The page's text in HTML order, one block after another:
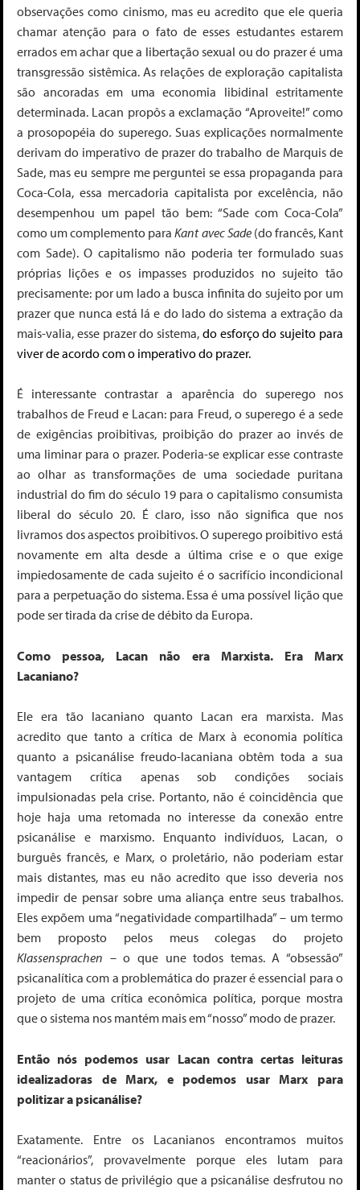
observações como cinismo, mas eu acredito que ele queria
chamar atenção para o fato de esses estudantes estarem
errados em achar quea libertação sexual ou do prazer é uma
transgressão sistêmica. As relações de exploração capitalista
são ancoradas em uma economia libidinal estritamente
determinada. Lacan propôs a exclamação “Aproveite!” como
a prosopopéia do superego. Suas explicações normalmente
derivam do imperativo de prazer do trabalho de Marquis de
Sade, mas eu sempre me perguntei se essa propaganda para
Coca-Cola, essa mercadoria capitalista por excelência, não
desempenhou um papel tão bem: “Sade com Coca-Cola”
como um complemento paraKant avec Sade (do francês, Kant
com Sade). O capitalismo não poderia ter formulado suas
próprias lições e os impasses produzidos no sujeito tão
precisamente: por um lado a busca infinita do sujeito por um
prazer que nunca está lá e do lado do sistema a extração da
mais-valia, esse prazer do sistema, do esforço do sujeito para
viver de acordo com o imperativo do prazer.
É interessante contrastar a aparência do superego nos
trabalhos de Freud e Lacan: para Freud, o superego é a sede
de exigências proibitivas, proibição do prazer ao invés de
uma liminar para o prazer. Poderia-se explicar esse contraste
ao olhar as transformações de uma sociedade puritana
industrial do fim do século 19 para o capitalismo consumista
liberal do século 20. É claro, isso não significa que nos
livramos dos aspectos proibitivos.O superego proibitivo está
novamente em alta desde a última crise e o que exige
impiedosamente de cada sujeito é o sacrifício incondicional
para a perpetuação do sistema. Essa é uma possível lição que
pode ser tirada da crise de débito da Europa.
Como pessoa, Lacan não era Marxista. Era Marx
Lacaniano?
Ele era tão lacaniano quanto Lacan era marxista. Mas
acredito que tanto a crítica de Marx à economia política
quanto a psicanálise freudo-lacaniana obtêm toda a sua
vantagem crítica apenas sob condições sociais
impulsionadas pela crise. Portanto, não é coincidência que
hoje haja uma retomada no interesse da conexão entre
psicanálise e marxismo. Enquanto indivíduos, Lacan, o
burguês francês, e Marx, o proletário, não poderiam estar
mais distantes, mas eu não acredito que isso deveria nos
impedir de pensar sobre uma aliança entre seus trabalhos.
Eles expõem uma “negatividade compartilhada” – um termo
bem proposto pelos meus colegas do projeto
Klassensprachen –o que une todos temas. A “obsessão”
psicanalítica com a problemática do prazer é essencial para o
projeto de uma crítica econômica política, porque mostra
que o sistema nos mantém mais em “nosso” modo de prazer.
Então nós podemos usar Lacan contra certasleituras
idealizadoras de Marx, e podemos usar Marx para
politizar a psicanálise?
Exatamente. Entre os Lacanianos encontramos muitos
“reacionários”, provavelmente porque eles lutam para
manter o status de privilégio que a psicanálise desfrutou no